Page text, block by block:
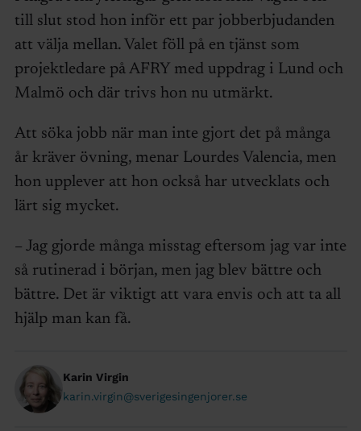
till slut stod hon inför ett par jobberbjudanden
att välja mellan. Valet föll på en tjänst som
projektledare på AFRY med uppdrag i Lund och
Malmö och där trivs hon nu utmärkt.
Att söka jobb när man inte gjort det på många
år kräver övning, menar Lourdes Valencia, men
hon upplever att hon också har utvecklats och
lärt sig mycket.
– Jag gjorde många misstag eftersom jag var inte
så rutinerad i början, men jag blev bättre och
bättre. Det är viktigt att vara envis och att ta all
hjälp man kan få.
Karin Virgin
karin.virgin@sverigesingenjorer.se